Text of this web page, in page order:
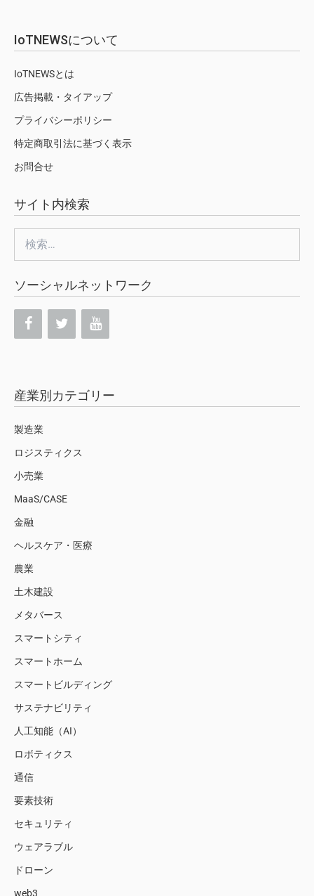
IoTNEWSについて
IoTNEWSとは
広告掲載・タイアップ
プライバシーポリシー
特定商取引法に基づく表示
お問合せ
サイト内検索
索:
ソーシャルネットワーク
産業別カテゴリー
製造業
ロジスティクス
小売業
MaaS/CASE
金融
ヘルスケア・医療
農業
土木建設
メタバース
スマートシティ
スマートホーム
スマートビルディング
サステナビリティ
人工知能（AI）
ロボティクス
通信
要素技術
セキュリティ
ウェアラブル
ドローン
web3